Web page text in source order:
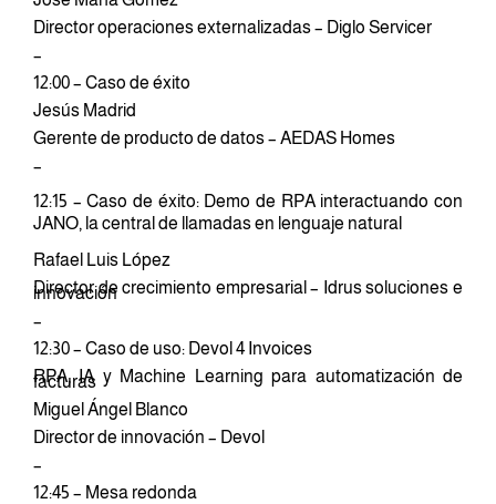
Director operaciones externalizadas – Diglo Servicer
–
12:00 – Caso de éxito
Jesús Madrid
Gerente de producto de datos – AEDAS Homes
–
12:15 – Caso de éxito: Demo de RPA interactuando con
JANO, la central de llamadas en lenguaje natural
Rafael Luis López
Director de crecimiento empresarial – Idrus soluciones e
innovación
–
12:30 – Caso de uso: Devol 4 Invoices
RPA, IA y Machine Learning para automatización de
facturas
Miguel Ángel Blanco
Director de innovación – Devol
–
12:45 – Mesa redonda